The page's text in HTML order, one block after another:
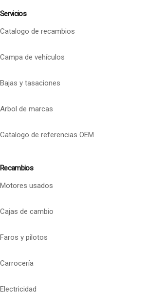
Servicios
Catalogo de recambios
Campa de vehículos
Bajas y tasaciones
Arbol de marcas
Catalogo de referencias OEM
Recambios
Motores usados
Cajas de cambio
Faros y pilotos
Carrocería
Electricidad